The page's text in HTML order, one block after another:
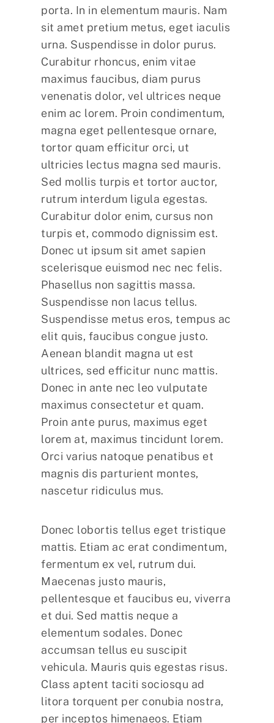
porta. In in elementum mauris. Nam
sit amet pretium metus, eget iaculis
urna. Suspendisse in dolor purus.
Curabitur rhoncus, enim vitae
maximus faucibus, diam purus
venenatis dolor, vel ultrices neque
enim ac lorem. Proin condimentum,
magna eget pellentesque ornare,
tortor quam efficitur orci, ut
ultricies lectus magna sed mauris.
Sed mollis turpis et tortor auctor,
rutrum interdum ligula egestas.
Curabitur dolor enim, cursus non
turpis et, commodo dignissim est.
Donec ut ipsum sit amet sapien
scelerisque euismod nec nec felis.
Phasellus non sagittis massa.
Suspendisse non lacus tellus.
Suspendisse metus eros, tempus ac
elit quis, faucibus congue justo.
Aenean blandit magna ut est
ultrices, sed efficitur nunc mattis.
Donec in ante nec leo vulputate
maximus consectetur et quam.
Proin ante purus, maximus eget
lorem at, maximus tincidunt lorem.
Orci varius natoque penatibus et
magnis dis parturient montes,
nascetur ridiculus mus.
Donec lobortis tellus eget tristique
mattis. Etiam ac erat condimentum,
fermentum ex vel, rutrum dui.
Maecenas justo mauris,
pellentesque et faucibus eu, viverra
et dui. Sed mattis neque a
elementum sodales. Donec
accumsan tellus eu suscipit
vehicula. Mauris quis egestas risus.
Class aptent taciti sociosqu ad
litora torquent per conubia nostra,
per inceptos himenaeos. Etiam